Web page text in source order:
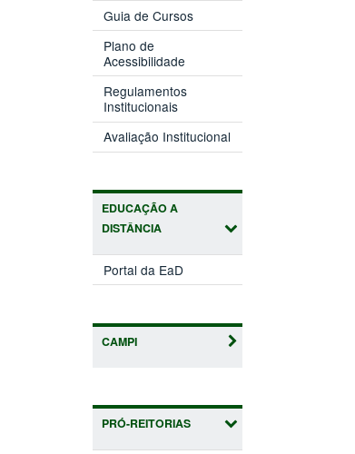
Guia de Cursos
Plano de
Acessibilidade
Regulamentos
Institucionais
Avaliação Institucional
EDUCAÇÃO A
DISTÂNCIA
Portal da EaD
CAMPI
PRÓ-REITORIAS